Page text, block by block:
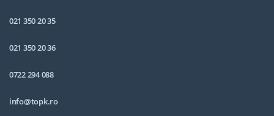
021 350 20 35
021 350 20 36
0722 294 088
info@topk.ro